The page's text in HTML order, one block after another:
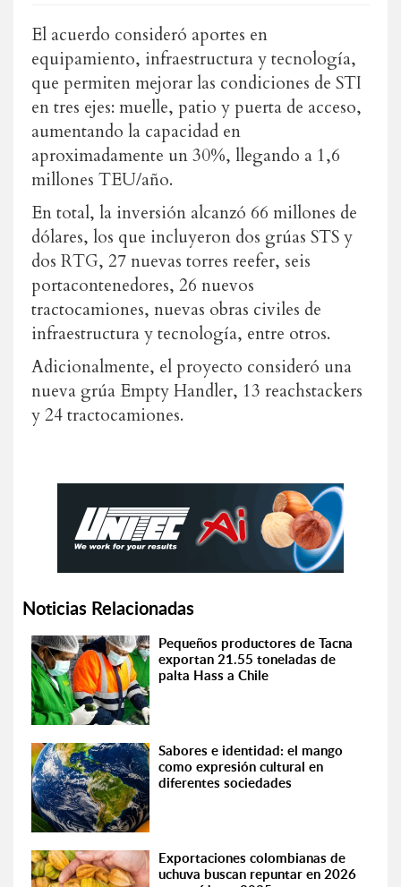
El acuerdo consideró aportes en
equipamiento, infraestructura y tecnología,
que permiten mejorar las condiciones de STI
en tres ejes: muelle, patio y puerta de acceso,
aumentando la capacidad en
aproximadamente un 30%, llegando a 1,6
millones TEU/año.
En total, la inversión alcanzó 66 millones de
dólares, los que incluyeron dos grúas STS y
dos RTG, 27 nuevas torres reefer, seis
portacontenedores, 26 nuevos
tractocamiones, nuevas obras civiles de
infraestructura y tecnología, entre otros.
Adicionalmente, el proyecto consideró una
nueva grúa Empty Handler, 13 reachstackers
y 24 tractocamiones.
Noticias Relacionadas
Pequeños productores de Tacna
exportan 21.55 toneladas de
palta Hass a Chile
Sabores e identidad: el mango
como expresión cultural en
diferentes sociedades
Exportaciones colombianas de
uchuva buscan repuntar en 2026